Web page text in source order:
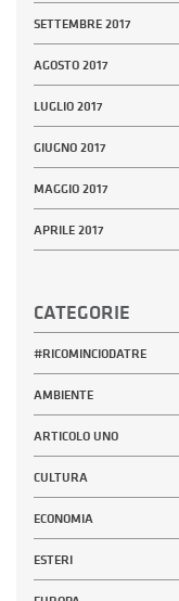
SETTEMBRE 2017
AGOSTO 2017
LUGLIO 2017
GIUGNO 2017
MAGGIO 2017
APRILE 2017
CATEGORIE
#RICOMINCIODATRE
AMBIENTE
ARTICOLO UNO
CULTURA
ECONOMIA
ESTERI